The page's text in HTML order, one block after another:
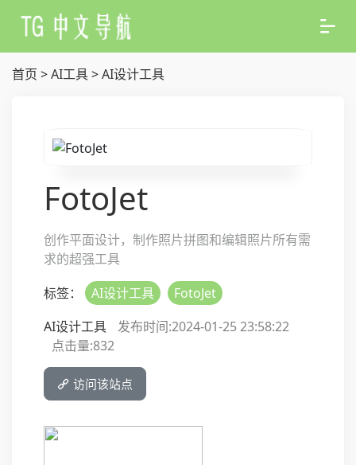
首页 >AI工具>AI设计工具
FotoJet
创作平面设计，制作照片拼图和编辑照片所有需
求的超强工具
标签：
AI设计工具
FotoJet
AI设计工具
发布时间:2024-01-25 23:58:22
点击量:832
访问该站点